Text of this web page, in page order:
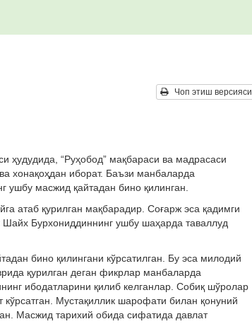
Чоп этиш версияси
“Руҳобод” мақбараси ва мадрасаси
хонақоҳдан иборат. Баъзи манбаларда
ушбу масжид қайтадан бино қилинган.
атаб қурилган мақбарадир. Соғарж эса қадимги
Бурхониддиннинг ушбу шаҳарда таваллуд
бино қилингани кўрсатилган. Бу эса милодий
қурилган деган фикрлар манбаларда
ибодатларини қилиб келганлар. Собиқ шўролар
Мустақиллик шарофати билан қонуний
Масжид тарихий обида сифатида давлат